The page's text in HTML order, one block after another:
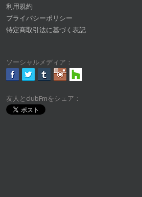
利用規約
プライバシーポリシー
特定商取引法に基づく表記
ソーシャルメディア：
友人とclubFmをシェア：